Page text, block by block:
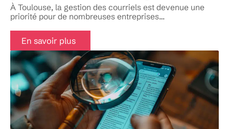
À Toulouse, la gestion des courriels est devenue une
priorité pour de nombreuses entreprises…
En savoir plus